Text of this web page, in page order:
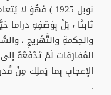
نوبل 1925 ) فَهُوَ
ثابتًا ، بَلْ بِوَصْفِهِ دراما
والحِكمةِ والتَّهْريجِ ،
المُفارَقات لَمْ تَدْفَعْهُ
الإعجابِ بِما يَملِك مِنْ
.